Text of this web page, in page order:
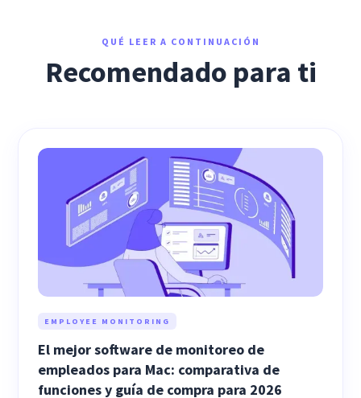
QUÉ LEER A CONTINUACIÓN
Recomendado para ti
EMPLOYEE MONITORING
El mejor software de monitoreo de
empleados para Mac: comparativa de
funciones y guía de compra para 2026